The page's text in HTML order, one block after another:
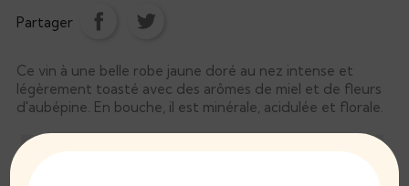
Partager
Ce vin à une belle robe jaune doré au nez intense et
légèrement toasté avec des arômes de miel et de fleurs
d'aubépine. En bouche, il est minérale, acidulée et florale.